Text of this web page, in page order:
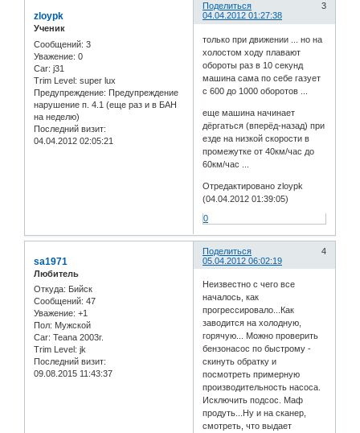
Поделиться
3
04.04.2012 01:27:38
zloypk
Ученик
Сообщений: 3
Уважение: 0
Car: j31
Trim Level: super lux
Предупреждение: Предупреждение
нарушение п. 4.1 (еще раз и в БАН
на неделю)
Последний визит:
04.04.2012 02:05:21
только при движении ... но на
холостом ходу плавают
обороты раз в 10 секунд
машина сама по себе газует
с 600 до 1000 оборотов ...
еще машина начинает
дёргаться (вперёд-назад) при
езде на низкой скорости в
промежутке от 40км/час до
60км/час ...
Отредактировано zloypk
(04.04.2012 01:39:05)
0
Поделиться
4
05.04.2012 06:02:19
sa1971
Любитель
Откуда: Бийск
Сообщений: 47
Уважение: +1
Пол: Мужской
Car: Teana 2003г.
Trim Level: jk
Последний визит:
09.08.2015 11:43:37
Неизвестно с чего все
началось, как
прогрессировало...Как
заводится на холодную,
горячую... Можно проверить
бензонасос по быстрому -
скинуть обратку и
посмотреть примерную
производительность насоса.
Исключить подсос. Маф
продуть...Ну и на сканер,
смотреть, что выдает